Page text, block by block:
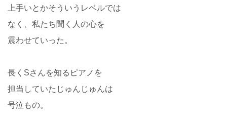
上手いとかそういうレベルでは
なく、私たち聞く人の心を
震わせていった。
長くSさんを知るピアノを
担当していたじゅんじゅんは
号泣もの。